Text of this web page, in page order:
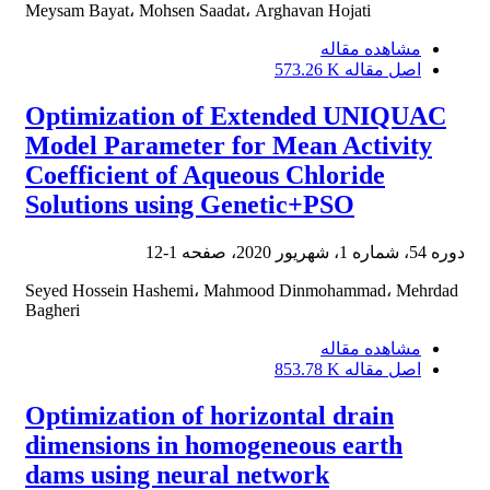
Meysam Bayat، Mohsen Saadat، Arghavan Hojati
مشاهده مقاله
اصل مقاله 573.26 K
Optimization of Extended UNIQUAC
Model Parameter for Mean Activity
Coefficient of Aqueous Chloride
Solutions using Genetic+PSO
دوره 54، شماره 1، شهریور 2020، صفحه 1-12
Seyed Hossein Hashemi، Mahmood Dinmohammad، Mehrdad
Bagheri
مشاهده مقاله
اصل مقاله 853.78 K
Optimization of horizontal drain
dimensions in homogeneous earth
dams using neural network